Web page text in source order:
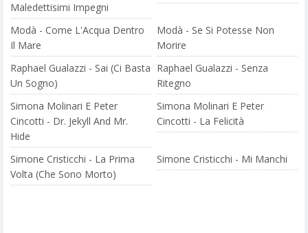
Maledettisimi Impegni
Modà - Come L'Acqua Dentro
Il Mare
Modà - Se Si Potesse Non
Morire
Raphael Gualazzi - Sai (Ci Basta
Un Sogno)
Raphael Gualazzi - Senza
Ritegno
Simona Molinari E Peter
Cincotti - Dr. Jekyll And Mr.
Hide
Simona Molinari E Peter
Cincotti - La Felicità
Simone Cristicchi - La Prima
Volta (Che Sono Morto)
Simone Cristicchi - Mi Manchi